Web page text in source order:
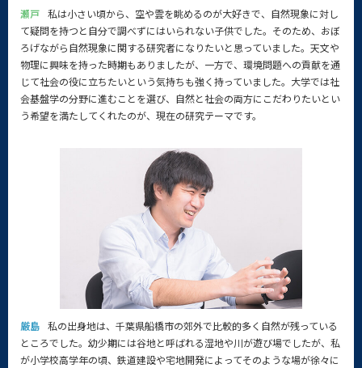
瀬戸 私は小さい頃から、空や雲を眺めるのが大好きで、自然現象に対し
て疑問を持つと自分で調べずにはいられない子供でした。そのため、おぼ
ろげながら自然現象に関する研究者になりたいと思っていました。天文や
物理に興味を持った時期もありましたが、一方で、環境問題への貢献を通
じて社会の役に立ちたいという気持ちも強く持っていました。大学では社
会基盤学の分野に進むことを選び、自然と社会の両方にこだわりたいとい
う希望を満たしてくれたのが、現在の研究テーマです。
厳島 私の出身地は、千葉県船橋市の郊外で比較的多く自然が残っている
ところでした。幼少期には谷地と呼ばれる湿地や川が遊び場でしたが、私
が小学校高学年の頃、鉄道建設や宅地開発によってそのような場が徐々に